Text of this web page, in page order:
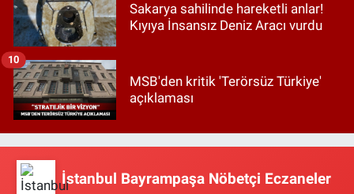
Sakarya sahilinde hareketli anlar!
Kıyıya İnsansız Deniz Aracı vurdu
MSB'den kritik 'Terörsüz Türkiye'
açıklaması
10
İstanbul Bayrampaşa Nöbetçi Eczaneler